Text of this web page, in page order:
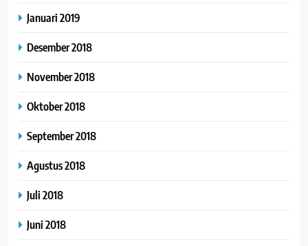
Januari 2019
Desember 2018
November 2018
Oktober 2018
September 2018
Agustus 2018
Juli 2018
Juni 2018